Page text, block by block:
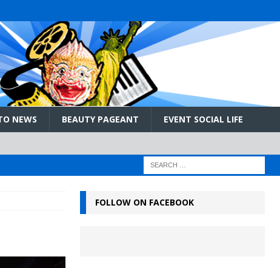
NEWS BEAUTY PAGEANT EVENT SOCIAL LIFE
FOLLOW ON FACEBOOK